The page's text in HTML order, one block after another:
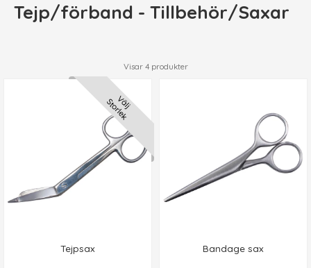
Tejp/förband - Tillbehör/Saxar
Visar 4produkter
Välj
Storlek
Tejpsax Bandage sax